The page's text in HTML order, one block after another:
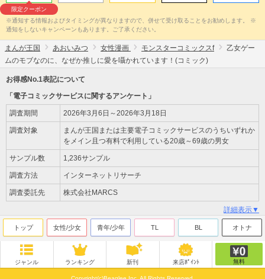
限定クーポン
※通知する情報およびタイミングが異なりますので、併せて受け取ることをお勧めします。 ※
通知をしないキャンペーンもあります。ご了承ください。
まんが王国 あおいみつ 女性漫画 モンスターコミックスf
乙女ゲー
ムのモブなのに、なぜか推しに愛を囁かれています！(コミック)
お得感No.1表記について
「電子コミックサービスに関するアンケート」
調査期間 2026年3月6日～2026年3月18日
調査対象
まんが王国または主要電子コミックサービスのうちいずれか
をメイン且つ有料で利用している20歳～69歳の男女
サンプル数 1,236サンプル
調査方法 インターネットリサーチ
調査委託先 株式会社MARCS
詳細表示▼
トップ 女性/少女 青年/少年 TL BL オトナ
ジャンル ランキング 新刊 来店ﾎﾟｲﾝﾄ 無料